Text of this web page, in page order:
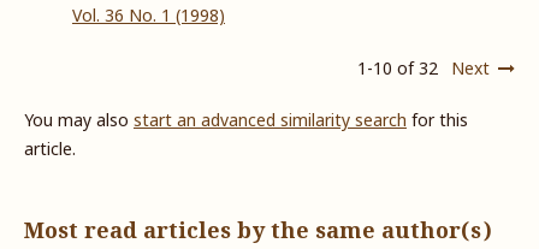
Vol. 36 No. 1 (1998)
1-10 of 32 Next
You may also start an advanced similarity searchfor this
article.
Most read articles by the same author(s)